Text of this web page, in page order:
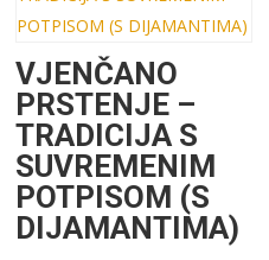
VJENČANO
PRSTENJE –
TRADICIJA S
SUVREMENIM
POTPISOM (S
DIJAMANTIMA)